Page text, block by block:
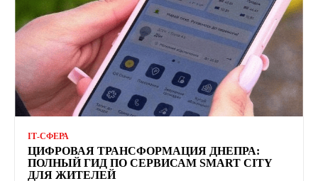
ІТ-СФЕРА
ЦИФРОВАЯ ТРАНСФОРМАЦИЯ ДНЕПРА:
ПОЛНЫЙ ГИД ПО СЕРВИСАМ SMART CITY
ДЛЯ ЖИТЕЛЕЙ